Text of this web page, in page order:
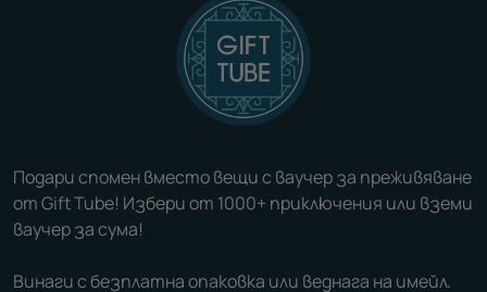
Подари спомен вместо вещи с ваучер за преживяване
от Gift Tube! Избери от 1000+ приключения или вземи
ваучер за сума!
Винаги с безплатна опаковка или веднага на имейл.